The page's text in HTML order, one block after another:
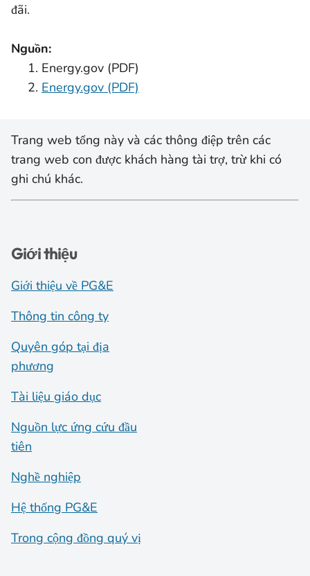
đãi.
Nguồn:
Energy.gov (PDF)
Energy.gov (PDF)
Trang web tổng này và các thông điệp trên các
trang web con được khách hàng tài trợ, trừ khi có
ghi chú khác.
Giới thiệu
Giới thiệu về PG&E
Thông tin công ty
Quyên góp tại địa
phương
Tài liệu giáo dục
Nguồn lực ứng cứu đầu
tiên
Nghề nghiệp
Hệ thống PG&E
Trong cộng đồng quý vị